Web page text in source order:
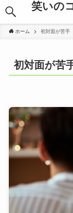
笑いの
ホーム 初対面が苦手
初対面が苦